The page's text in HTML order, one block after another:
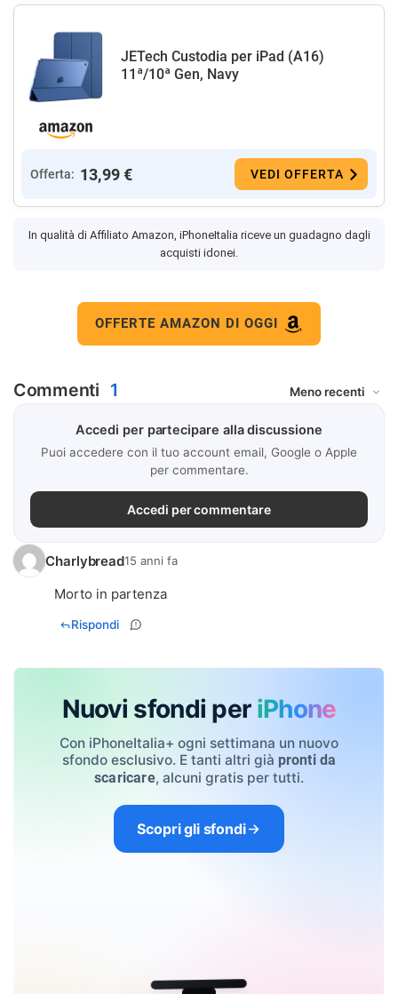
JETech Custodia per iPad (A16)
11ª/10ª Gen, Navy
Offerta: 13,99 € VEDI OFFERTA
In qualità di Affiliato Amazon, iPhoneItalia riceve un guadagno dagli
acquisti idonei.
OFFERTE AMAZON DI OGGI
Commenti 1
Accedi per partecipare alla discussione
Puoi accedere con il tuo account email, Google o Apple
per commentare.
Accedi per commentare
Charlybread15 anni fa
Morto in partenza
Rispondi
Nuovi sfondi per iPhone
Con iPhoneItalia+ ogni settimana un nuovo
sfondo esclusivo. E tanti altri già pronti da
scaricare, alcuni gratis per tutti.
Scopri gli sfondi